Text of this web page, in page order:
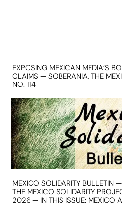
EXPOSING MEXICAN MEDIA’S
CLAIMS — SOBERANIA, THE
NO. 114
MEXICO SOLIDARITY BULLETIN
THE MEXICO SOLIDARITY
2026 — IN THIS ISSUE: MEXICO